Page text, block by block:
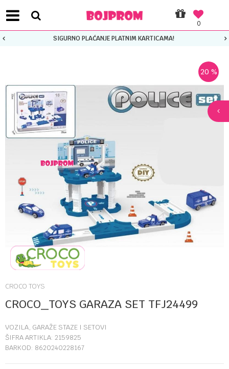
0
SIGURNO PLAĆANJE PLATNIM KARTICAMA!
20 %
CROCO TOYS
CROCO_TOYS GARAZA SET TFJ24499
VOZILA, GARAŽE STAZE I SETOVI
ŠIFRA ARTIKLA: 2159825
BARKOD: 8620240228167